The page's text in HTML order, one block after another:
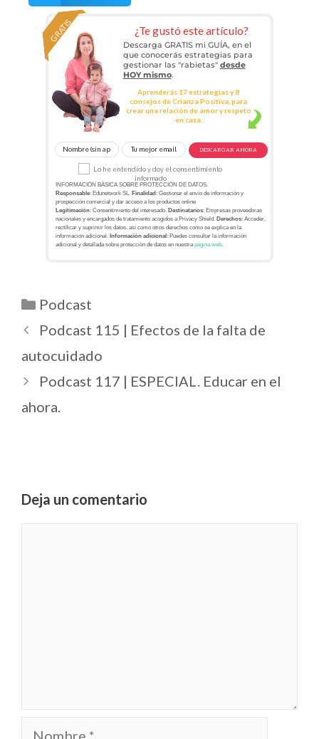
¿Te gustó este artículo?
GRATIS
Descarga GRATIS mi GUÍA, en el
que conocerás estrategias para
gestionar las "rabietas" desde
HOY mismo.
Aprenderás 17 estrategias y 8
consejos de Crianza Positiva, para
crear una relación de amor y respeto
en casa.
INFORMACIÓN BÁSICA SOBRE PROTECCIÓN DE DATOS.
Responsable: Edunetwork SL. Finalidad : Gestionar el envío de información y
prospección comercial y dar acceso a los productos online
Legitimación: Consentimiento del interesado. Destinatarios: Empresas proveedoras
nacionales y encargados de tratamiento acogidos a Privacy Shield. Derechos: Acceder,
rectificar y suprimir los datos, así como otros derechos como se explica en la
información adicional. Información adicional: Puedes consultar la información
adicional y detallada sobre protección de datos en nuestrapágina web.
Lo he entendido y doy el consentimiento
informado
DESCARGAR AHORA
Podcast
Podcast 115 | Efectos de la falta de
autocuidado
Podcast 117 | ESPECIAL. Educar en el
ahora.
Deja un comentario